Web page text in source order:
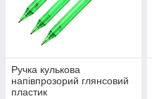
Ручка кулькова
напівпрозорий глянсовий
пластик